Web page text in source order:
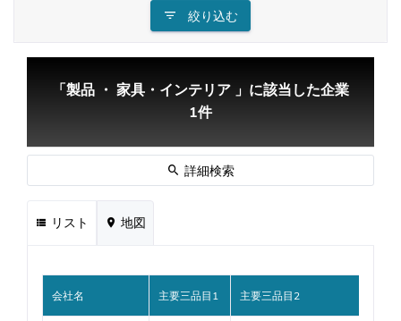
絞り込む
「製品 ・ 家具・インテリア 」に該当した企業
1件
詳細検索
リスト 地図
会社名 主要三品目1 主要三品目2